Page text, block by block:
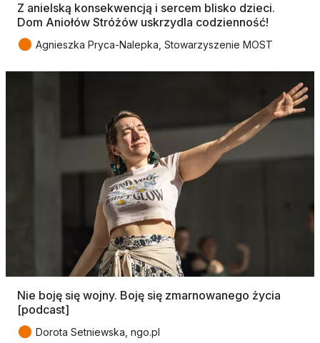
Z anielską konsekwencją i sercem blisko dzieci.
Dom Aniołów Stróżów uskrzydla codzienność!
● Agnieszka Pryca-Nalepka, Stowarzyszenie MOST
Nie boję się wojny. Boję się zmarnowanego życia
[podcast]
● Dorota Setniewska, ngo.pl